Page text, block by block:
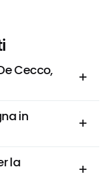
Cecco,
in
la